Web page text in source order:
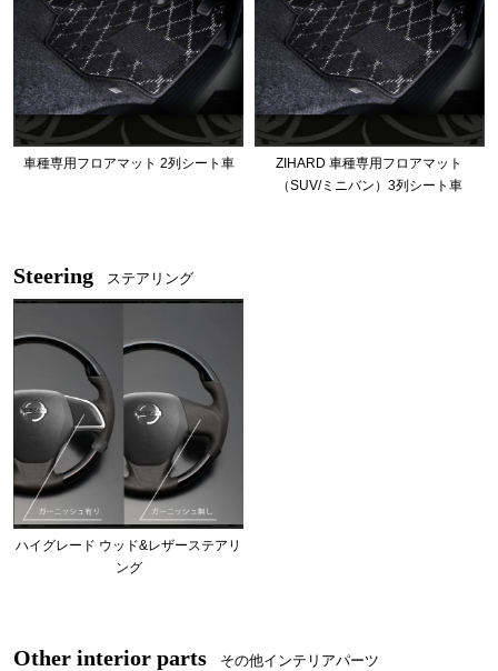
車種専用フロアマット 2列シート車
ZIHARD 車種専用フロアマット
（SUV/ミニバン）3列シート車
Steering ステアリング
ハイグレード ウッド&レザーステアリ
ング
Other interior parts その他インテリアパーツ